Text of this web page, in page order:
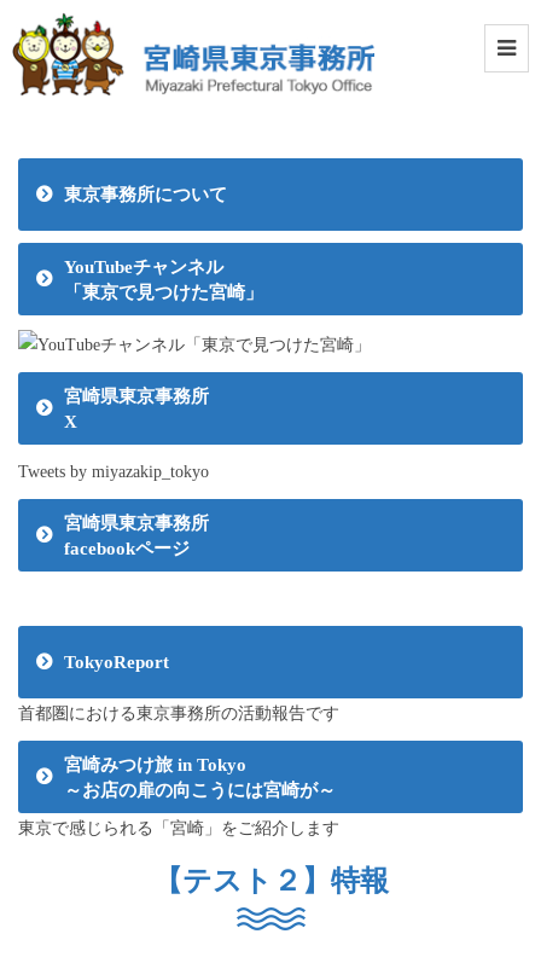
東京事務所について
YouTubeチャンネル
「東京で見つけた宮崎」
宮崎県東京事務所
X
Tweets by miyazakip_tokyo
宮崎県東京事務所
facebookページ
TokyoReport
首都圏における東京事務所の活動報告です
宮崎みつけ旅 in Tokyo
～お店の扉の向こうには宮崎が～
東京で感じられる「宮崎」をご紹介します
【テスト２】特報